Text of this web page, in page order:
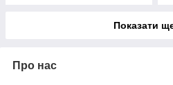
Показати
Про нас